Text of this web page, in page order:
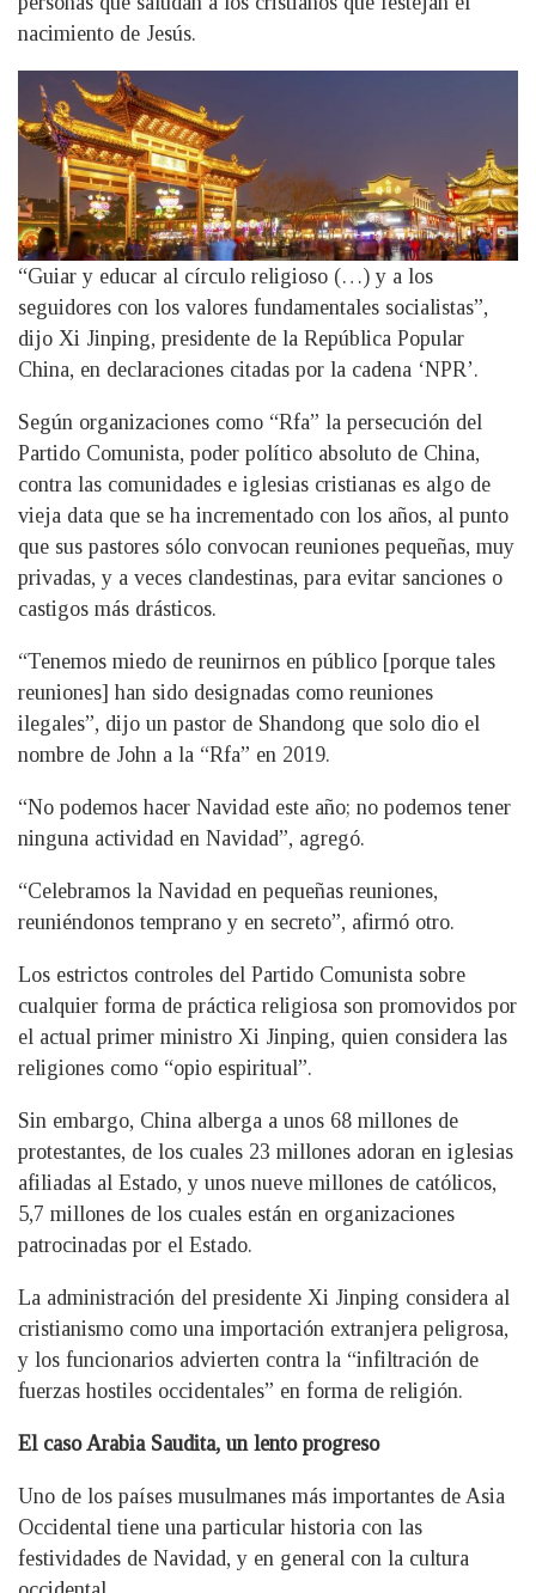
nacimiento de Jesús.
“Guiar y educar al círculo religioso (…) y a los
seguidores con los valores fundamentales socialistas”,
dijo Xi Jinping, presidente de la República Popular
China, en declaraciones citadas por la cadena ‘NPR’.
Según organizaciones como “Rfa” la persecución del
Partido Comunista, poder político absoluto de China,
contra las comunidades e iglesias cristianas es algo de
vieja data que se ha incrementado con los años, al punto
que sus pastores sólo convocan reuniones pequeñas, muy
privadas, y a veces clandestinas, para evitar sanciones o
castigos más drásticos.
“Tenemos miedo de reunirnos en público [porque tales
reuniones] han sido designadas como reuniones
ilegales”, dijo un pastor de Shandong que solo dio el
nombre de John a la “Rfa” en 2019.
“No podemos hacer Navidad este año; no podemos tener
ninguna actividad en Navidad”, agregó.
“Celebramos la Navidad en pequeñas reuniones,
reuniéndonos temprano y en secreto”, afirmó otro.
Los estrictos controles del Partido Comunista sobre
cualquier forma de práctica religiosa son promovidos por
el actual primer ministro Xi Jinping, quien considera las
religiones como “opio espiritual”.
Sin embargo, China alberga a unos 68 millones de
protestantes, de los cuales 23 millones adoran en iglesias
afiliadas al Estado, y unos nueve millones de católicos,
5,7 millones de los cuales están en organizaciones
patrocinadas por el Estado.
La administración del presidente Xi Jinping considera al
cristianismo como una importación extranjera peligrosa,
y los funcionarios advierten contra la “infiltración de
fuerzas hostiles occidentales” en forma de religión.
El caso Arabia Saudita, un lento progreso
Uno de los países musulmanes más importantes de Asia
Occidental tiene una particular historia con las
festividades de Navidad, y en general con la cultura